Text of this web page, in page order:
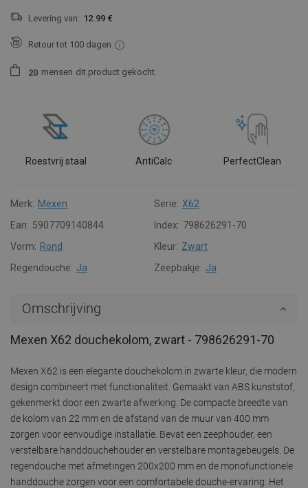
Levering van: 12.99 €
Retour tot 100 dagen
20 mensen dit product gekocht.
Roestvrij staal AntiCalc PerfectClean
Merk: Mexen Serie: X62
Ean: 5907709140844 Index: 798626291-70
Vorm: Rond Kleur: Zwart
Regendouche: Ja Zeepbakje: Ja
Omschrijving
Mexen X62 douchekolom, zwart - 798626291-70
Mexen X62 is een elegante douchekolom in zwarte kleur, die modern
design combineert met functionaliteit. Gemaakt van ABS kunststof,
gekenmerkt door een zwarte afwerking. De compacte breedte van
de kolom van 22 mm en de afstand van de muur van 400 mm
zorgen voor eenvoudige installatie. Bevat een zeephouder, een
verstelbare handdouchehouder en verstelbare montagebeugels. De
regendouche met afmetingen 200x200 mm en de monofunctionele
handdouche zorgen voor een comfortabele douche-ervaring. Het